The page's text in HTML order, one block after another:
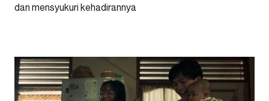
dan mensyukuri kehadirannya